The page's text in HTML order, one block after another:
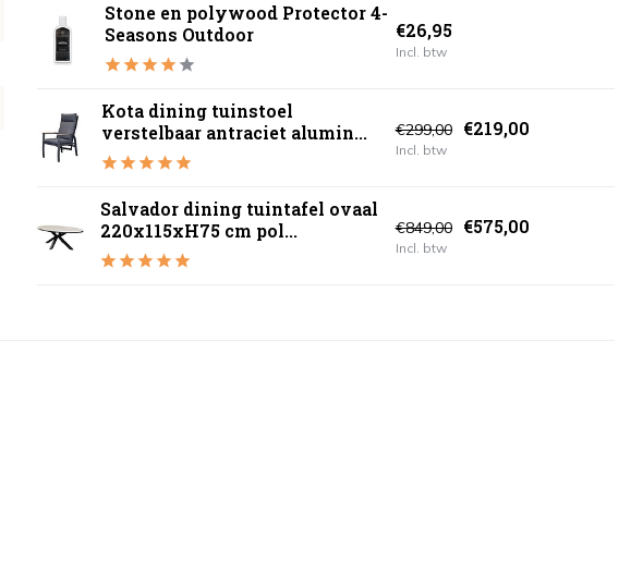
Stone en polywood Protector 4-
Seasons Outdoor
€26,95
Incl. btw
Kota dining tuinstoel
verstelbaar antraciet alumin...
€299,00 €219,00
Incl. btw
Salvador dining tuintafel ovaal
220x115xH75 cm pol...
€849,00 €575,00
Incl. btw